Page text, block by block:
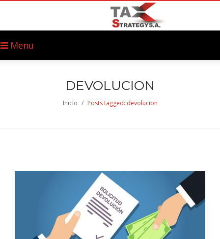
Menu
DEVOLUCION
Inicio / Posts tagged: devolucion